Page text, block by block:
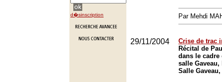
d�sinscription Par Mehdi
29/11/2004
Crise de trac
Récital de
dans le cadre
salle Gaveau,
Salle